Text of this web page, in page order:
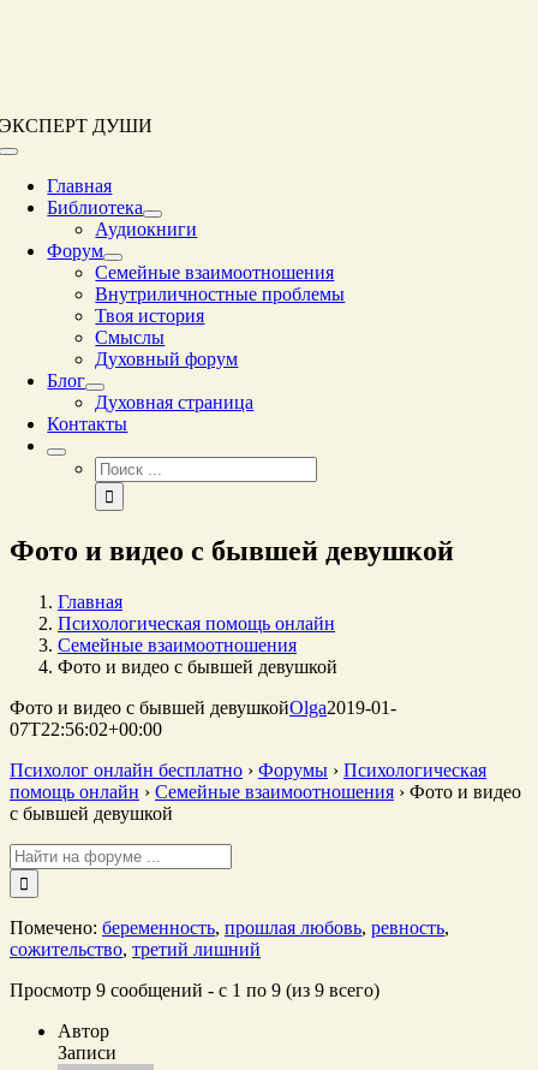
ЭКСПЕРТ ДУШИ
Переключение
навигацииГлавная
Библиотека
Аудиокниги
Форум
Семейные взаимоотношения
Внутриличностные проблемы
Твоя история
Смыслы
Духовный форум
Блог
Духовная страница
Контакты
Результат
поиска:
Фото и видео с бывшей девушкой
Главная
Психологическая помощь онлайн
Семейные взаимоотношения
Фото и видео с бывшей девушкой
Фото и видео с бывшей девушкойOlga2019-01-
07T22:56:02+00:00
Психолог онлайн бесплатно › Форумы › Психологическая
помощь онлайн › Семейные взаимоотношения › Фото и видео
с бывшей девушкой
Поиск:
Помечено: беременность, прошлая любовь, ревность,
сожительство, третий лишний
Просмотр 9 сообщений - с 1 по 9 (из 9 всего)
Автор
Записи